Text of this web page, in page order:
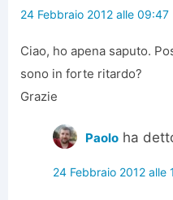
24 Febbraio 2012 alle 09:47
Ciao, ho apena saputo.
sono in forte ritardo?
Grazie
Paolo ha
24 Febbraio 2012 alle